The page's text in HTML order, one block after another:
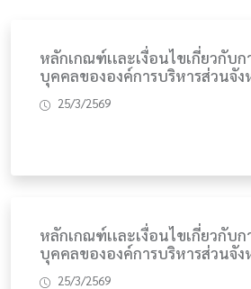
หลักเกณฑ์เเละเงื่อนไขเกี่ยวกับก
บุคคลขององค์การบริหารส่วนจัง
25/3/2569
หลักเกณฑ์เเละเงื่อนไขเกี่ยวกับก
บุคคลขององค์การบริหารส่วนจั
25/3/2569